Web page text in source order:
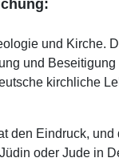
und Kirche.
und
kirchliche
den Eindruck, und
oder Jude in